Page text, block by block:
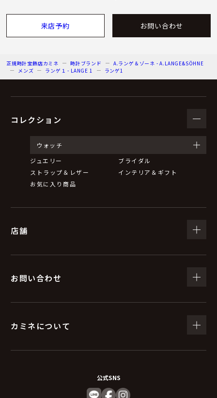
来店予約 お問い合わせ
正規時計宝飾店カミネ 時計ブランド
A.ランゲ＆ゾーネ - A.LANGE&SÖHNE
メンズ
ランゲ１ - LANGE 1 ランゲ1
コレクション
ウォッチ
ジュエリー
ブライダル
ストラップ＆レザー
インテリア＆ギフト
お気に入り商品
店舗
お問い合わせ
カミネについて
公式SNS